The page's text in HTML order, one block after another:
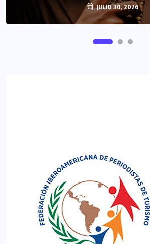
JULIO 30, 2026
JUNIO 29, 2026